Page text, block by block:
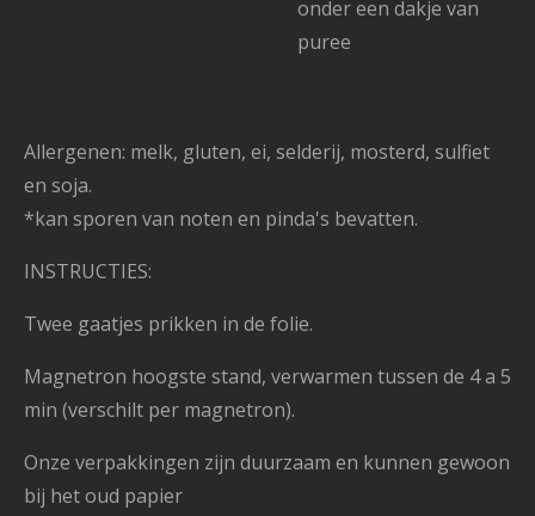
onder een dakje van
puree
Allergenen: melk, gluten, ei, selderij, mosterd, sulfiet
en soja.
*kan sporen van noten en pinda's bevatten.
INSTRUCTIES:
Twee gaatjes prikken in de folie.
Magnetron hoogste stand, verwarmen tussen de 4 a 5
min (verschilt per magnetron).
Onze verpakkingen zijn duurzaam en kunnen gewoon
bij het oud papier